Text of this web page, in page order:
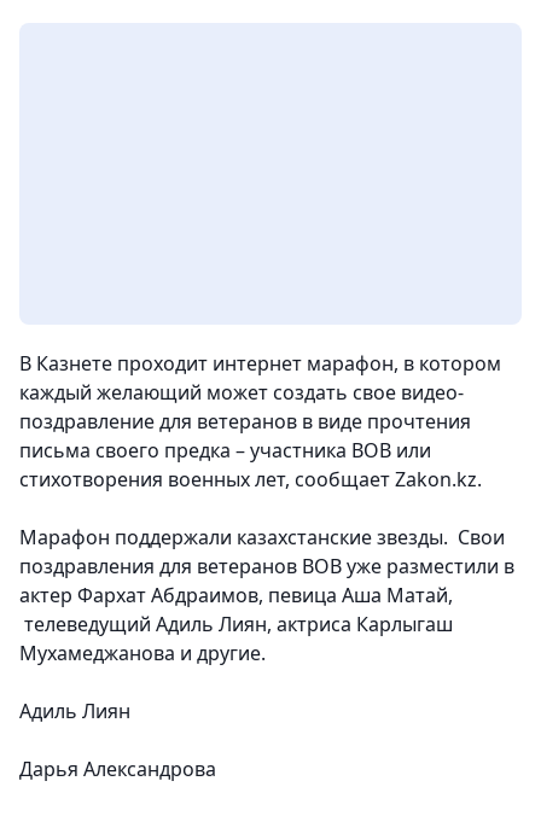
В Казнете проходит интернет марафон, в котором
каждый желающий может создать свое видео-
поздравление для ветеранов в виде прочтения
письма своего предка – участника ВОВ или
стихотворения военных лет, сообщает Zakon.kz.
Марафон поддержали казахстанские звезды. Свои
поздравления для ветеранов ВОВ уже разместили в
актер Фархат Абдраимов, певица Аша Матай,
телеведущий Адиль Лиян, актриса Карлыгаш
Мухамеджанова и другие.
Адиль Лиян
Дарья Александрова